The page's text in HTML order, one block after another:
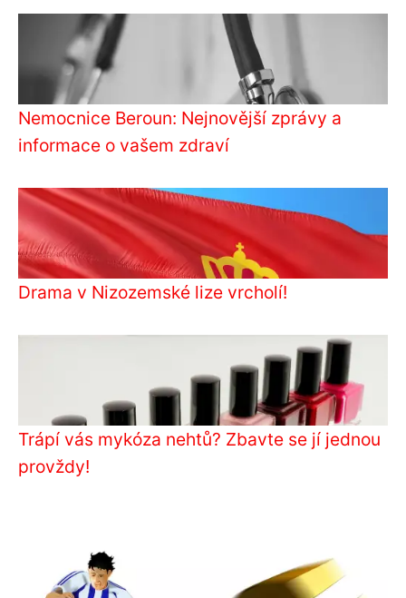
Nemocnice Beroun: Nejnovější zprávy a
informace o vašem zdraví
Drama v Nizozemské lize vrcholí!
Trápí vás mykóza nehtů? Zbavte se jí jednou
provždy!